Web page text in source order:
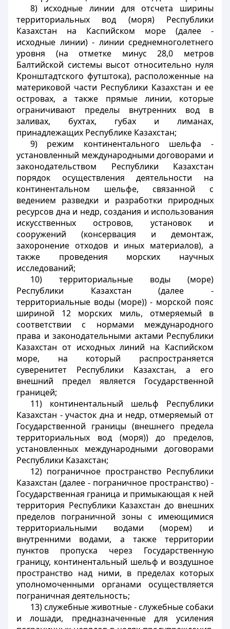
8) исходные линии для отсчета ширины
территориальных вод (моря) Республики
Казахстан на Каспийском море (далее -
исходные линии) - линии среднемноголетнего
уровня (на отметке минус 28,0 метров
Балтийской системы высот относительно нуля
Кронштадтского футштока), расположенные на
материковой части Республики Казахстан и ее
островах, а также прямые линии, которые
ограничивают пределы внутренних вод в
заливах, бухтах, губах и лиманах,
принадлежащих Республике Казахстан;
9) режим континентального шельфа -
установленный международными договорами и
законодательством Республики Казахстан
порядок осуществления деятельности на
континентальном шельфе, связанной с
ведением разведки и разработки природных
ресурсов дна и недр, создания и использования
искусственных островов, установок и
сооружений (консервация и демонтаж,
захоронение отходов и иных материалов), а
также проведения морских научных
исследований;
10) территориальные воды (море)
Республики Казахстан (далее -
территориальные воды (море)) - морской пояс
шириной 12 морских миль, отмеряемый в
соответствии с нормами международного
права и законодательными актами Республики
Казахстан от исходных линий на Каспийском
море, на который распространяется
суверенитет Республики Казахстан, а его
внешний предел является Государственной
границей;
11) континентальный шельф Республики
Казахстан - участок дна и недр, отмеряемый от
Государственной границы (внешнего предела
территориальных вод (моря)) до пределов,
установленных международными договорами
Республики Казахстан;
12) пограничное пространство Республики
Казахстан (далее - пограничное пространство) -
Государственная граница и примыкающая к ней
территория Республики Казахстан до внешних
пределов пограничной зоны с имеющимися
территориальными водами (морем) и
внутренними водами, а также территории
пунктов пропуска через Государственную
границу, континентальный шельф и воздушное
пространство над ними, в пределах которых
уполномоченными органами осуществляется
пограничная деятельность;
13) служебные животные - служебные собаки
и лошади, предназначенные для усиления